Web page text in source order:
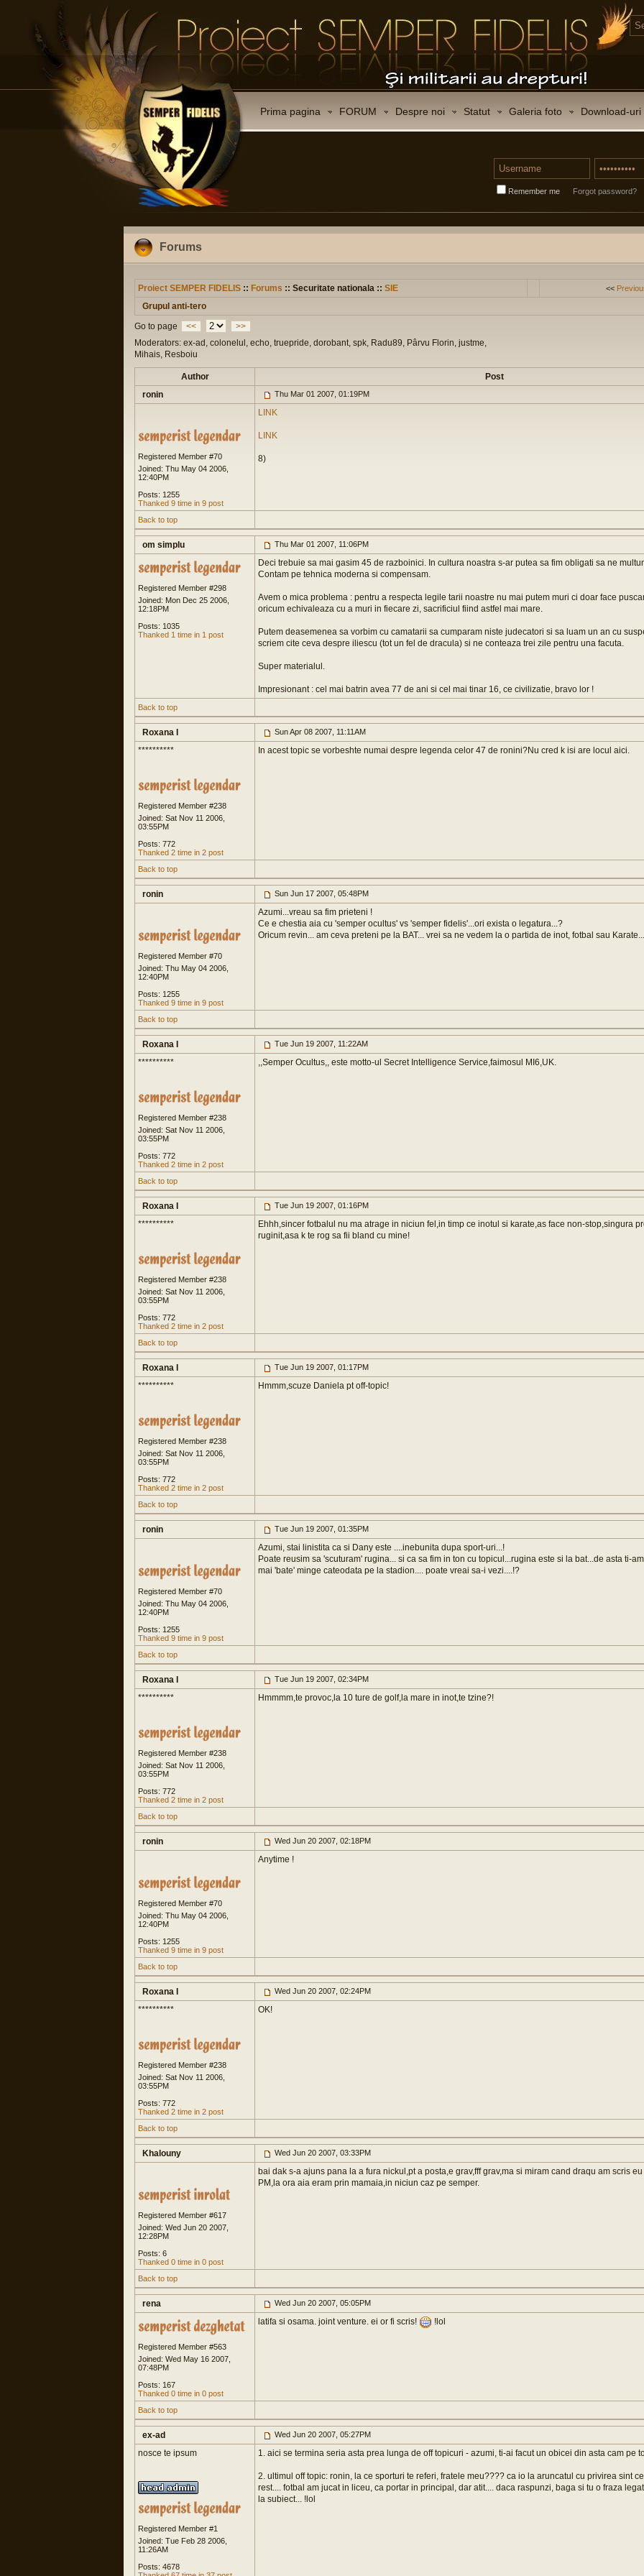
Prima pagina FORUM Despre noi Statut Galeria foto Download-uri
Remember me Forgot password?
Forums
Proiect SEMPER FIDELIS :: Forums :: Securitate nationala :: SIE <<
Grupul anti-tero
Go to page
<<
>>
Moderators: ex-ad, colonelul, echo, truepride, dorobant, spk, Radu89, Pârvu Florin, justme,
Mihais, Resboiu
Author
Post
ronin
Thu Mar 01 2007, 01:19PM
Registered Member #70
Joined: Thu May 04 2006,
12:40PM
Posts: 1255
Thanked 9 time in 9 post
LINK
LINK
8)
Back to top
om simplu Thu Mar 01 2007, 11:06PM
Registered Member #298
Joined: Mon Dec 25 2006,
12:18PM
Posts: 1035
Thanked 1 time in 1 post
Deci trebuie sa mai gasim 45 de razboinici. In cultura noastra s-ar putea sa fim obligati sa ne
Contam pe tehnica moderna si compensam.
Avem o mica problema : pentru a respecta legile tarii noastre nu mai putem muri ci doar face
oricum echivaleaza cu a muri in fiecare zi, sacrificiul fiind astfel mai mare.
Putem deasemenea sa vorbim cu camatarii sa cumparam niste judecatori si sa luam un an cu
scriem cite ceva despre iliescu (tot un fel de dracula) si ne conteaza trei zile pentru una facuta.
Super materialul.
Impresionant : cel mai batrin avea 77 de ani si cel mai tinar 16, ce civilizatie, bravo lor !
Back to top
Roxana I Sun Apr 08 2007, 11:11AM
**********
Registered Member #238
Joined: Sat Nov 11 2006,
03:55PM
Posts: 772
Thanked 2 time in 2 post
In acest topic se vorbeshte numai despre legenda celor 47 de ronini?Nu cred k isi are locul aici.
Back to top
ronin Sun Jun 17 2007, 05:48PM
Registered Member #70
Joined: Thu May 04 2006,
12:40PM
Posts: 1255
Thanked 9 time in 9 post
Azumi...vreau sa fim prieteni !
Ce e chestia aia cu 'semper ocultus' vs 'semper fidelis'...ori exista o legatura...?
Oricum revin... am ceva preteni pe la BAT... vrei sa ne vedem la o partida de inot, fotbal sau
Back to top
Roxana I Tue Jun 19 2007, 11:22AM
**********
Registered Member #238
Joined: Sat Nov 11 2006,
03:55PM
Posts: 772
Thanked 2 time in 2 post
,,Semper Ocultus,, este motto-ul Secret Intelligence Service,faimosul MI6,UK.
Back to top
Roxana I Tue Jun 19 2007, 01:16PM
**********
Registered Member #238
Joined: Sat Nov 11 2006,
03:55PM
Posts: 772
Thanked 2 time in 2 post
Ehhh,sincer fotbalul nu ma atrage in niciun fel,in timp ce inotul si karate,as face non-stop,singura
ruginit,asa k te rog sa fii bland cu mine!
Back to top
Roxana I Tue Jun 19 2007, 01:17PM
**********
Registered Member #238
Joined: Sat Nov 11 2006,
03:55PM
Posts: 772
Thanked 2 time in 2 post
Hmmm,scuze Daniela pt off-topic!
Back to top
ronin Tue Jun 19 2007, 01:35PM
Registered Member #70
Joined: Thu May 04 2006,
12:40PM
Posts: 1255
Thanked 9 time in 9 post
Azumi, stai linistita ca si Dany este ....inebunita dupa sport-uri...!
Poate reusim sa 'scuturam' rugina... si ca sa fim in ton cu topicul...rugina este si la bat...de asta ti-
mai 'bate' minge cateodata pe la stadion.... poate vreai sa-i vezi....!?
Back to top
Roxana I Tue Jun 19 2007, 02:34PM
**********
Registered Member #238
Joined: Sat Nov 11 2006,
03:55PM
Posts: 772
Thanked 2 time in 2 post
Hmmmm,te provoc,la 10 ture de golf,la mare in inot,te tzine?!
Back to top
ronin Wed Jun 20 2007, 02:18PM
Registered Member #70
Joined: Thu May 04 2006,
12:40PM
Posts: 1255
Thanked 9 time in 9 post
Anytime !
Back to top
Roxana I Wed Jun 20 2007, 02:24PM
**********
Registered Member #238
Joined: Sat Nov 11 2006,
03:55PM
Posts: 772
Thanked 2 time in 2 post
OK!
Back to top
Khalouny Wed Jun 20 2007, 03:33PM
Registered Member #617
Joined: Wed Jun 20 2007,
12:28PM
Posts: 6
Thanked 0 time in 0 post
bai dak s-a ajuns pana la a fura nickul,pt a posta,e grav,fff grav,ma si miram cand draqu am scris
PM,la ora aia eram prin mamaia,in niciun caz pe semper.
Back to top
rena Wed Jun 20 2007, 05:05PM
Registered Member #563
Joined: Wed May 16 2007,
07:48PM
Posts: 167
Thanked 0 time in 0 post
latifa si osama. joint venture. ei or fi scris! !lol
Back to top
ex-ad Wed Jun 20 2007, 05:27PM
nosce te ipsum
Registered Member #1
Joined: Tue Feb 28 2006,
11:26AM
Posts: 4678
1. aici se termina seria asta prea lunga de off topicuri - azumi, ti-ai facut un obicei din asta cam pe
2. ultimul off topic: ronin, la ce sporturi te referi, fratele meu???? ca io la aruncatul cu privirea sint
rest.... fotbal am jucat in liceu, ca portar in principal, dar atit.... daca raspunzi, baga si tu o fraza
la subiect... !lol